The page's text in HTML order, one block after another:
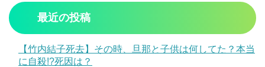
最近の投稿
【竹内結子死去】その時、旦那と子供は何してた？本当
に自殺!?死因は？